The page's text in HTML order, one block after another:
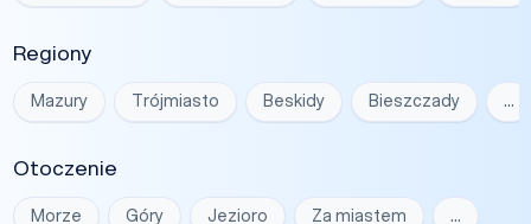
Regiony
Mazury Trójmiasto Beskidy Bieszczady …
Otoczenie
Morze Góry Jezioro Za miastem …